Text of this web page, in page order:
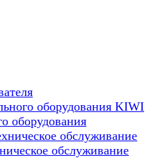
оборудования KIWI
оборудования
обслуживание
обслуживание